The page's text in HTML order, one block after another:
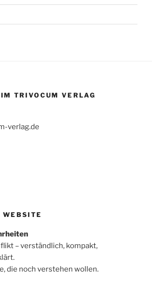
TRIVOCUM VERLAG
verlag.de
WEBSITE
– verständlich, kompakt,
die noch verstehen wollen.